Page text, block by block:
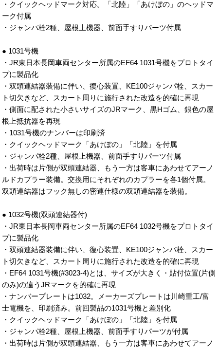
・クイックヘッドマーク対応。「北陸」「あけぼの」のヘッドマ
ーク付属
・ジャンパ栓2種、屋根上機器、前面手すりパーツ付属
● 1031号機
・JR東日本長岡車両センター所属のEF64 1031号機をプロトタイ
プに製品化
・双頭連結器装備に伴い、復心装置、KE100ジャンパ栓、スカー
ト切欠きなど、スカート周りに施行された改造を的確に再現
・側面に配された小さいサイズのJRマーク、黒Hゴム、銀色の屋
根上抵抗器を再現
・1031号機のナンバーは印刷済
・クイックヘッドマーク「あけぼの」「北陸」を付属
・ジャンパ栓2種、屋根上機器、前面手すりパーツ付属
・出荷時は片側が双頭連結器、もう一方は客車にあわせてアーノ
ルドカプラー装備。交換用にそれぞれのカプラーを各1個付属。
双頭連結器はフック無しの密連仕様の双頭連結器を装備。
● 1032号機(双頭連結器付)
・JR東日本長岡車両センター所属のEF64 1032号機をプロトタイ
プに製品化
・双頭連結器装備に伴い、復心装置、KE100ジャンパ栓、スカー
ト切欠きなど、スカート周りに施行された改造を的確に再現
・EF64 1031号機(#3023-4)とは、サイズが大きく・貼付位置(片側
のみ)の違うJRマークを的確に再現
・ナンバープレートは1032。メーカーズプレートは川崎重工/富
士電機を、印刷済み。前回製品の1031号機と差別化
・クイックヘッドマーク「あけぼの」「北陸」を付属
・ジャンパ栓2種、屋根上機器、前面手すりパーツが付属
・出荷時は片側が双頭連結器、もう一方は客車にあわせてアーノ